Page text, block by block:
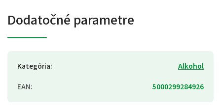
Dodatočné parametre
Kategória:
Alkohol
EAN: 5000299284926